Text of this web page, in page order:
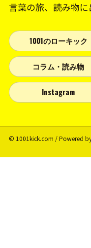
言葉の旅、読み物に
1001のローキック
コラム・読み物
Instagram
© 1001kick.com / Powered